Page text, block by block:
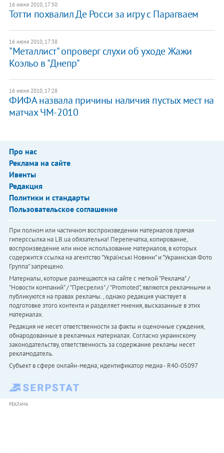
16 июня 2010, 17:50
Тотти похвалил Де Росси за игру с Парагваем
16 июня 2010, 17:38
"Металлист" опроверг слухи об уходе Жажи
Коэльо в "Днепр"
16 июня 2010, 17:28
ФИФА назвала причины наличия пустых мест на
матчах ЧМ-2010
Про нас
Реклама на сайте
Ивенты
Редакция
Политики и стандарты
Пользовательское соглашение
При полном или частичном воспроизведении материалов прямая
гиперссылка на LB.ua обязательна! Перепечатка, копирование,
воспроизведение или иное использование материалов, в которых
содержится ссылка на агентство "Українськi Новини" и "Украинская Фото
Группа" запрещено.
Материалы, которые размещаются на сайте с меткой "Реклама" /
"Новости компаний" / "Пресрелиз" / "Promoted", являются рекламными и
публикуются на правах рекламы. , однако редакция участвует в
подготовке этого контента и разделяет мнения, высказанные в этих
материалах.
Редакция не несет ответственности за факты и оценочные суждения,
обнародованные в рекламных материалах. Согласно украинскому
законодательству, ответственность за содержание рекламы несет
рекламодатель.
Субъект в сфере онлайн-медиа; идентификатор медиа - R40-05097
РЕКЛАМА